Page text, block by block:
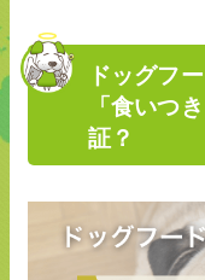
ドッグフ
「食いつ
証？